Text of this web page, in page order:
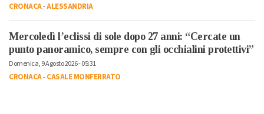
CRONACA-ALESSANDRIA
Mercoledì l’eclissi di sole dopo 27 anni: “Cercate un
punto panoramico, sempre con gli occhialini protettivi”
Domenica, 9 Agosto 2026 - 05:31
CRONACA-CASALE MONFERRATO